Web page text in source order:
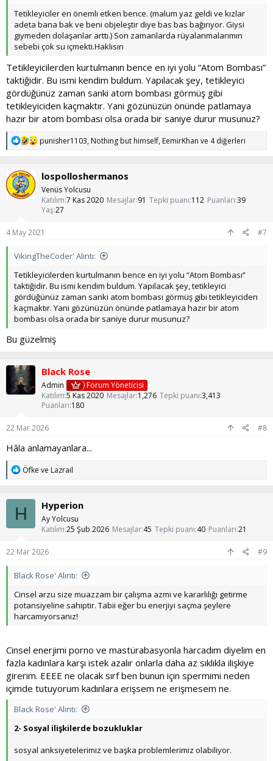
Tetikleyiciler en önemli etken bence. (malum yaz geldi ve kızlar
adeta bana bak ve beni objeleştir diye bas bas bağırıyor. Giysi
giymeden dolaşanlar arttı.) Son zamanlarda rüyalanmalarımın
sebebi çok su içmekti.Haklısın
Tetikleyicilerden kurtulmanın bence en iyi yolu “Atom Bombası”
taktiğidir. Bu ismi kendim buldum. Yapılacak şey, tetikleyici
gördüğünüz zaman sanki atom bombası görmüş gibi
tetikleyiciden kaçmaktır. Yani gözünüzün önünde patlamaya
hazır bir atom bombası olsa orada bir saniye durur musunuz?
T
p
e
r
punisher1103,Nothing but himself,EemirKhan ve 4 diğerleri
lospolloshermanos
Venüs Yolcusu
Katılım 7 Kas 2020 Mesajlar 91 Tepki puanı 112 Puanları 39
Yaş 27
4 May 2021 #7
VikingTheCoder' Alıntı:
Tetikleyicilerden kurtulmanın bence en iyi yolu “Atom Bombası”
taktiğidir. Bu ismi kendim buldum. Yapılacak şey, tetikleyici
gördüğünüz zaman sanki atom bombası görmüş gibi tetikleyiciden
kaçmaktır. Yani gözünüzün önünde patlamaya hazır bir atom
bombası olsa orada bir saniye durur musunuz?
Bu güzelmiş
Black Rose
Admin
Forum Yöneticisi
Katılım 5 Kas 2020 Mesajlar 1,276 Tepki puanı 3,413
Puanları 180
22 Mar 2026 #8
Hâla anlamayanlara...
T
p
k
l
e
Öfke ve Lazrail
H Hyperion
Ay Yolcusu
Katılım 25 Şub 2026 Mesajlar 45 Tepki puanı 40 Puanları 21
22 Mar 2026 #9
Black Rose' Alıntı:
Cinsel arzu size muazzam bir çalışma azmi ve kararlılığı getirme
potansiyeline sahiptir. Tabii eğer bu enerjiyi saçma şeylere
harcamıyorsanız!
Cinsel enerjimi porno ve mastürabasyonla harcadım diyelim en
fazla kadınlara karşı istek azalır onlarla daha az sıklıkla ilişkiye
girerim. EEEE ne olacak sırf ben bunun için spermimi neden
içimde tutuyorum kadınlara erişsem ne erişmesem ne.
Black Rose' Alıntı:
2- Sosyal ilişkilerde bozukluklar
sosyal anksiyetelerimiz ve başka problemlerimiz olabiliyor.